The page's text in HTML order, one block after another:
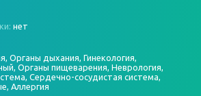
нет
Органы дыхания, Гинекология,
Органы пищеварения, Неврология,
Сердечно-сосудистая система,
Аллергия